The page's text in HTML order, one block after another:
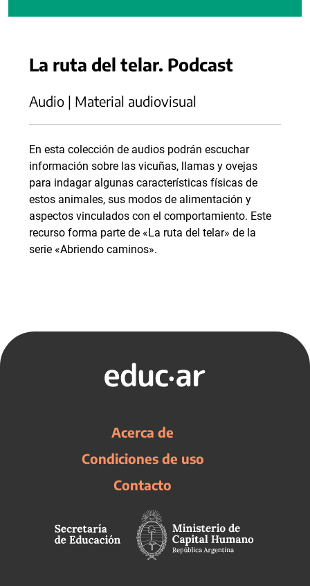
La ruta del telar. Podcast
Audio | Material audiovisual
En esta colección de audios podrán escuchar
información sobre las vicuñas, llamas y ovejas
para indagar algunas características físicas de
estos animales, sus modos de alimentación y
aspectos vinculados con el comportamiento. Este
recurso forma parte de «La ruta del telar» de la
serie «Abriendo caminos».
Acerca de
Condiciones de uso
Contacto